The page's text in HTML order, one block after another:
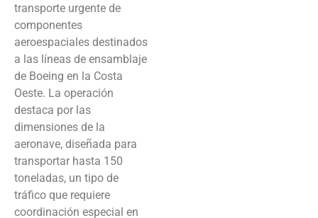
transporte urgente de
componentes
aeroespaciales destinados
a las líneas de ensamblaje
de Boeing en la Costa
Oeste. La operación
destaca por las
dimensiones de la
aeronave, diseñada para
transportar hasta 150
toneladas, un tipo de
tráfico que requiere
coordinación especial en